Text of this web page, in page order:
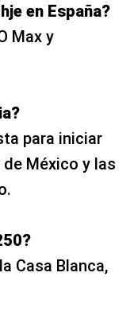
en España?
Max y
para iniciar
México y las
Casa Blanca,